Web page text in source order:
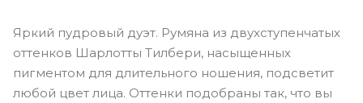
Яркий пудровый дуэт. Румяна из двухступенчатых
оттенков Шарлотты Тилбери, насыщенных
пигментом для длительного ношения, подсветит
любой цвет лица. Оттенки подобраны так, что вы